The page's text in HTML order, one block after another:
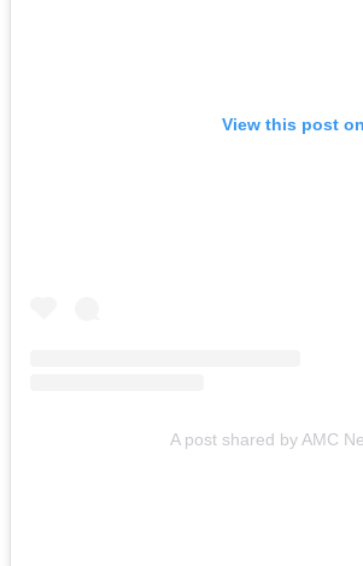
View this post
A post shared by AMC